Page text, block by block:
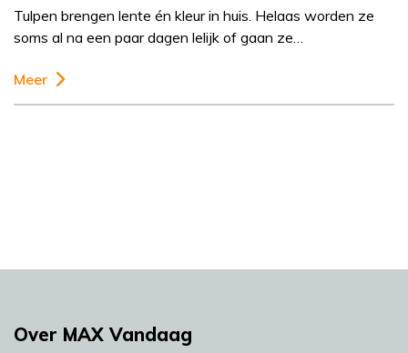
Tulpen brengen lente én kleur in huis. Helaas worden ze
soms al na een paar dagen lelijk of gaan ze…
Meer
Over MAX Vandaag